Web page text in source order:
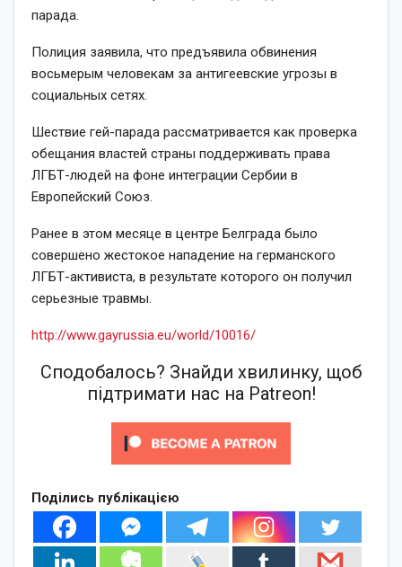
парада.
Полиция заявила, что предъявила обвинения
восьмерым человекам за антигеевские угрозы в
социальных сетях.
Шествие гей-парада рассматривается как проверка
обещания властей страны поддерживать права
ЛГБТ-людей на фоне интеграции Сербии в
Европейский Союз.
Ранее в этом месяце в центре Белграда было
совершено жестокое нападение на германского
ЛГБТ-активиста, в результате которого он получил
серьезные травмы.
http://www.gayrussia.eu/world/10016/
Сподобалось? Знайди хвилинку, щоб
підтримати нас на Patreon!
Поділись публікацією